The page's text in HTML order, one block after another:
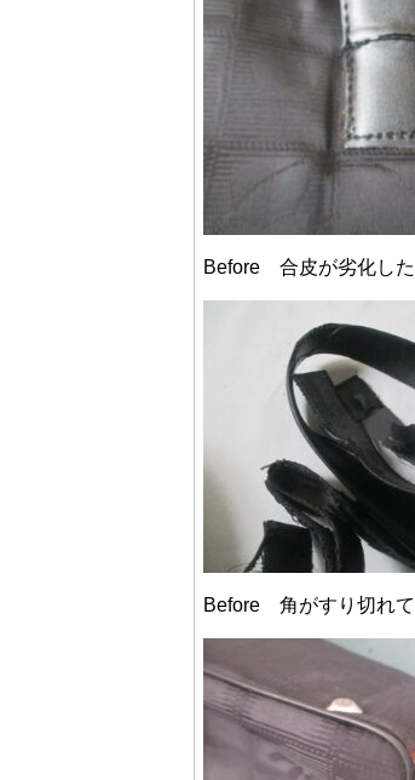
Before 合皮が劣化した
Before 角がすり切れて